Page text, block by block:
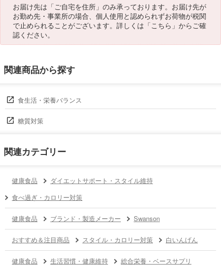
お届け先は「ご自宅を住所」のみ承っております。お届け先が
お勤め先・事業所の場合、個人使用と認められずお荷物が税関
で止められることがございます。詳しくは「こちら 」からご確
認ください。
関連商品から探す
食生活・栄養バランス
糖質対策
関連カテゴリー
健康食品
ダイエットサポート・スタイル維持
食べ過ぎ・カロリー対策
健康食品 ブランド・製造メーカー Swanson
おすすめ＆注目商品 スタイル・カロリー対策 白いんげん
健康食品 生活習慣・健康維持 総合栄養・ベースサプリ